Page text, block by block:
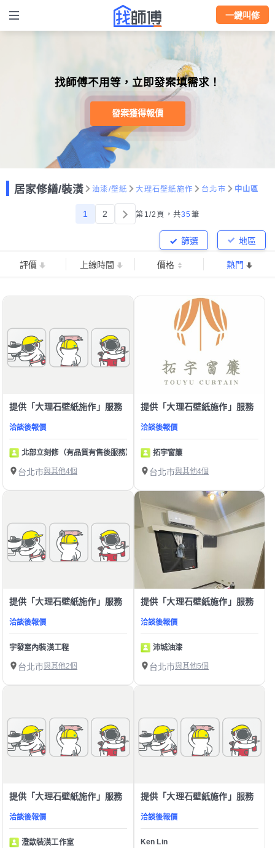
一鍵叫修
找師傅不用等，立即發案填需求！
發案獲得報價
居家修繕/裝潢 油漆/壁紙 大理石壁紙施作 台北市 中山區
1 2 第1/2頁， 共35 筆
地區
篩選
評價 上線時間 價格 熱門
提供「大理石壁紙施作」服務
洽談後報價
北部立刻修（有品質有售後服務）
台北市與其他4個
提供「大理石壁紙施作」服務
洽談後報價
拓宇窗簾
台北市與其他4個
提供「大理石壁紙施作」服務
洽談後報價
宇發室內裝潢工程
台北市與其他2個
提供「大理石壁紙施作」服務
洽談後報價
沛城油漆
台北市與其他5個
提供「大理石壁紙施作」服務
洽談後報價
澄歆裝潢工作室
提供「大理石壁紙施作」服務
洽談後報價
Ken Lin